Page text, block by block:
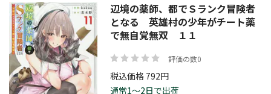
辺境の薬師、都でＳランク冒険者
となる 英雄村の少年がチート薬
で無自覚無双 １１
評価の数0
税込価格 792円
通常1～2日で出荷